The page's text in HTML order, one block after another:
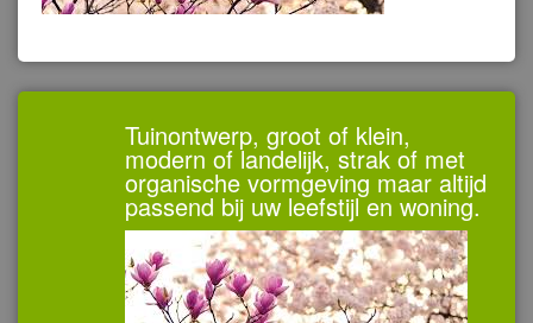
Tuinontwerp, groot of klein,
modern of landelijk, strak of met
organische vormgeving maar altijd
passend bij uw leefstijl en woning.